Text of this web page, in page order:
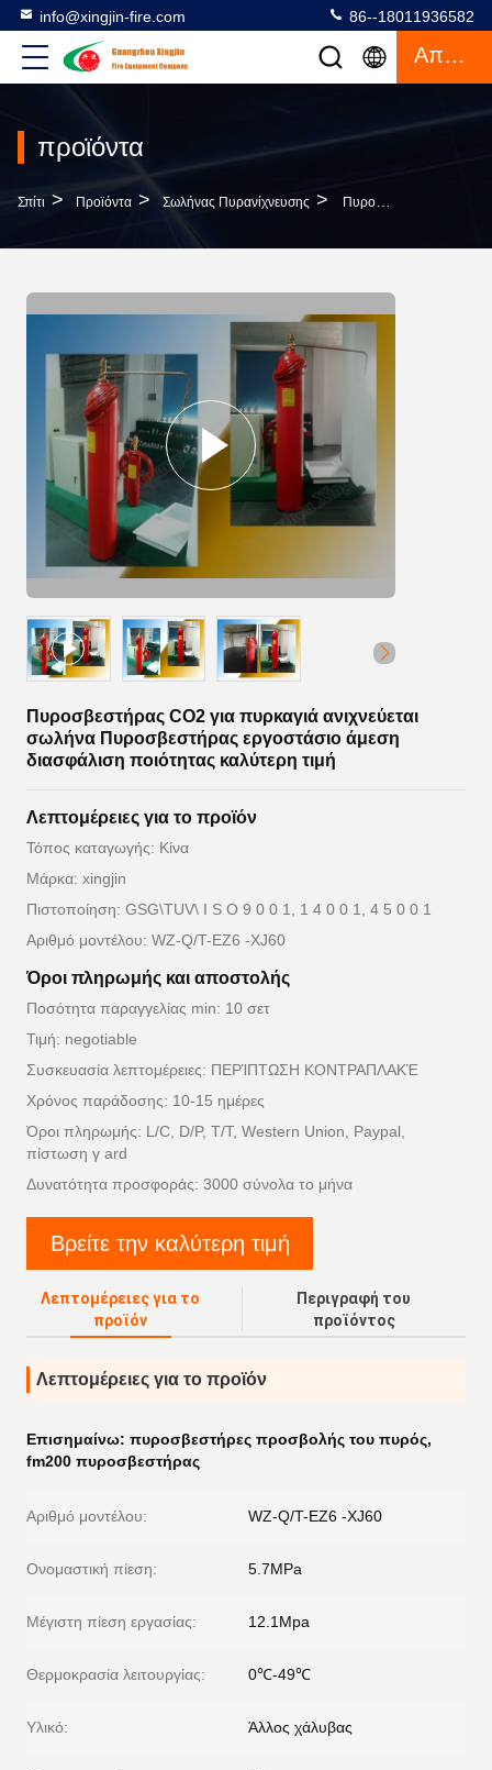
info@xingjin-fire.com 86--18011936582
Απόσπασμα
προϊόντα
Σπίτι > Προϊόντα > Σωλήνας Πυρανίχνευσης > Πυροσβεστήρας CO2 Για Πυρκαγιά Ανιχνεύεται Σωλήνα Πυροσβεστήρας Εργοστάσιο Άμεση Διασφάλιση Ποιότητας Καλύτερη Τιμή
Πυροσβεστήρας CO2 για πυρκαγιά ανιχνεύεται
σωλήνα Πυροσβεστήρας εργοστάσιο άμεση
διασφάλιση ποιότητας καλύτερη τιμή
Λεπτομέρειες για το προϊόν
Τόπος καταγωγής: Κίνα
Μάρκα: xingjin
Πιστοποίηση: GSG\TUV\ I S O 9 0 0 1, 1 4 0 0 1, 4 5 0 0 1
Αριθμό μοντέλου: WZ-Q/T-EZ6 -XJ60
Όροι πληρωμής και αποστολής
Ποσότητα παραγγελίας min: 10 σετ
Τιμή: negotiable
Συσκευασία λεπτομέρειες: ΠΕΡΊΠΤΩΣΗ ΚΟΝΤΡΑΠΛΑΚΈ
Χρόνος παράδοσης: 10-15 ημέρες
Όροι πληρωμής: L/C, D/P, T/T, Western Union, Paypal,
πίστωση γ ard
Δυνατότητα προσφοράς: 3000 σύνολα το μήνα
Βρείτε την καλύτερη τιμή
Λεπτομέρειες για το
προϊόν
Περιγραφή του
προϊόντος
Λεπτομέρειες για το προϊόν
Επισημαίνω: πυροσβεστήρες προσβολής του πυρός,
fm200 πυροσβεστήρας
Αριθμό μοντέλου: WZ-Q/T-EZ6 -XJ60
Ονομαστική πίεση: 5.7MPa
Μέγιστη πίεση εργασίας: 12.1Mpa
Θερμοκρασία λειτουργίας: 0℃-49℃
Υλικό: Άλλος χάλυβας